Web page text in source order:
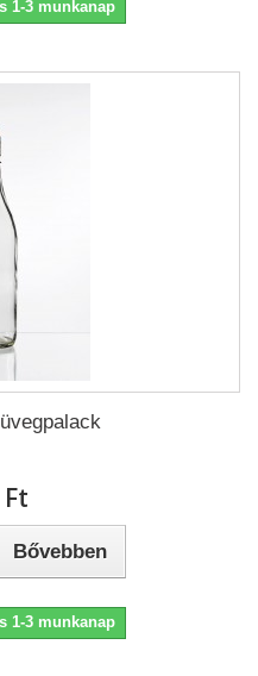
1-3 munkanap
Bővebben
1-3 munkanap